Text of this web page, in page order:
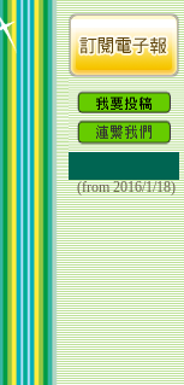
(from 2016/1/